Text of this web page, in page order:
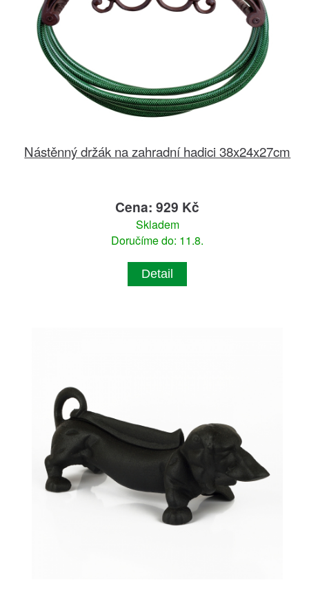
Nástěnný držák na zahradní hadici 38x24x27cm
Cena: 929 Kč
Skladem
Doručíme do: 11.8.
Detail